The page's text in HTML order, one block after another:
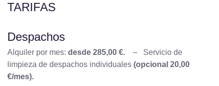
TARIFAS
Despachos
Alquiler por mes: desde 285,00 €.
– Servicio de
limpieza de despachos individuales (opcional 20,00
€/mes).